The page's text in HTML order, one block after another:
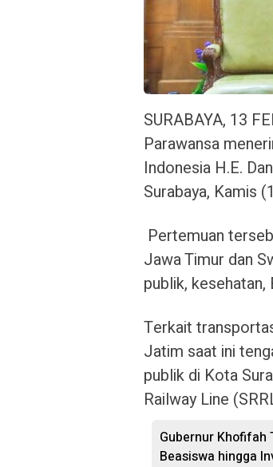
SURABAYA, 13
Parawansa
Indonesia H.E.
Surabaya, Kamis
Pertemuan
Jawa Timur dan
publik,
Terkait
Jatim saat ini
publik di Kota
Railway Line
Gubernur Khofifah
Beasiswa hingga